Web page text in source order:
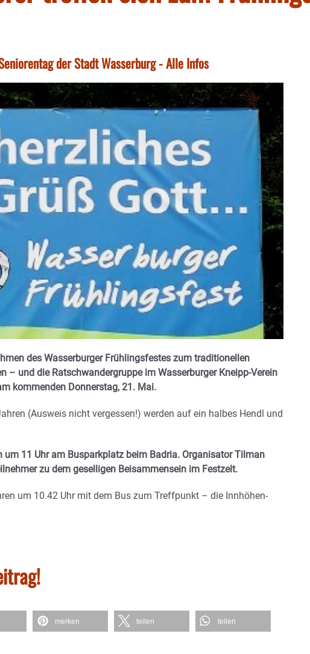
der Stadt Wasserburg - Alle Infos
des Wasserburger Frühlingsfestes zum traditionellen
– und die Ratschwandergruppe im Wasserburger Kneipp-Verein
kommenden Donnerstag, 21. Mai.
(Ausweis nicht vergessen!) werden auf ein halbes Hendl und
um 11 Uhr am Busparkplatz beim Badria. Organisator Tilman
zu dem geselligen Beisammensein im Festzelt.
um 10.42 Uhr mit dem Bus zum Treffpunkt – die Innhöhen-
merken teilen teilen